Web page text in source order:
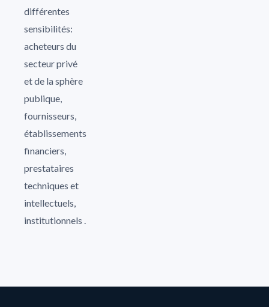
différentes
sensibilités:
acheteurs du
secteur privé
et de la sphère
publique,
fournisseurs,
établissements
financiers,
prestataires
techniques et
intellectuels,
institutionnels .